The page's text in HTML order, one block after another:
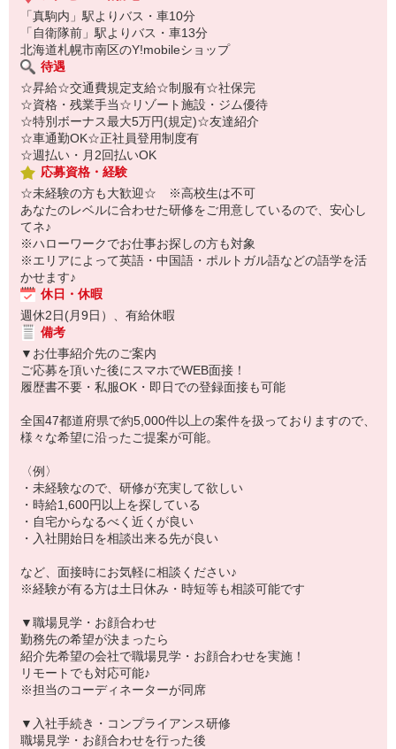
「真駒内」駅よりバス・車10分
「自衛隊前」駅よりバス・車13分
北海道札幌市南区のY!mobileショップ
待遇
☆昇給☆交通費規定支給☆制服有☆社保完
☆資格・残業手当☆リゾート施設・ジム優待
☆特別ボーナス最大5万円(規定)☆友達紹介
☆車通勤OK☆正社員登用制度有
☆週払い・月2回払いOK
応募資格・経験
☆未経験の方も大歓迎☆ ※高校生は不可
あなたのレベルに合わせた研修をご用意しているので、安心し
てネ♪
※ハローワークでお仕事お探しの方も対象
※エリアによって英語・中国語・ポルトガル語などの語学を活
かせます♪
休日・休暇
週休2日(月9日）、有給休暇
備考
▼お仕事紹介先のご案内
ご応募を頂いた後にスマホでWEB面接！
履歴書不要・私服OK・即日での登録面接も可能
全国47都道府県で約5,000件以上の案件を扱っておりますので、
様々な希望に沿ったご提案が可能。
〈例〉
・未経験なので、研修が充実して欲しい
・時給1,600円以上を探している
・自宅からなるべく近くが良い
・入社開始日を相談出来る先が良い
など、面接時にお気軽に相談ください♪
※経験が有る方は土日休み・時短等も相談可能です
▼職場見学・お顔合わせ
勤務先の希望が決まったら
紹介先希望の会社で職場見学・お顔合わせを実施！
リモートでも対応可能♪
※担当のコーディネーターが同席
▼入社手続き・コンプライアンス研修
職場見学・お顔合わせを行った後